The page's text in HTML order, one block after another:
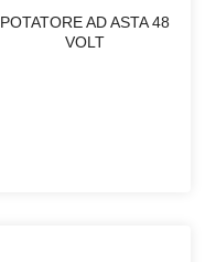
POTATORE AD ASTA 48
VOLT